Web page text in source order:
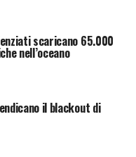
scaricano 65.000
nell’oceano
il blackout di